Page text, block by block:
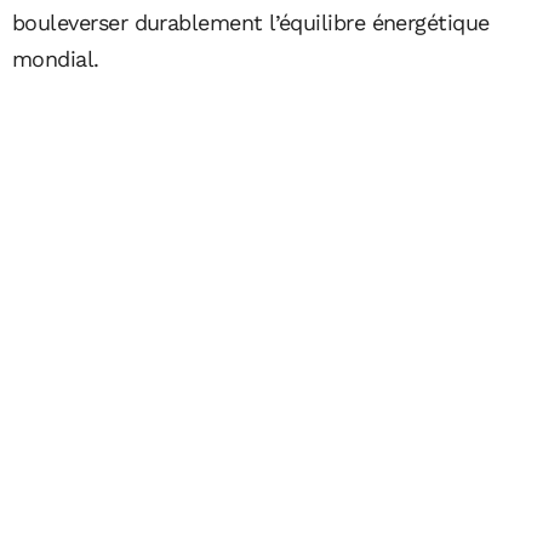
bouleverser durablement l’équilibre énergétique
mondial.